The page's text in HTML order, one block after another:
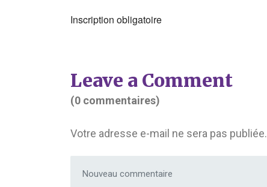
Inscription obligatoire
Leave a Comment
(0 commentaires)
Votre adresse e-mail ne sera pas publiée.